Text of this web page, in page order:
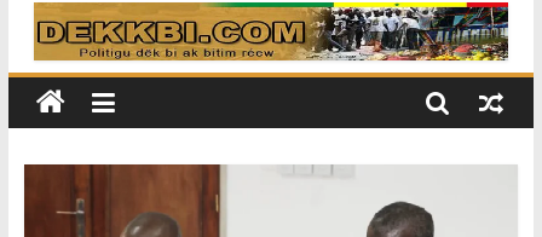
Pakistan et la Turquie signent un
accord de défense
RD Congo: Kinshasa interdit les
exportations de cuivre et de cobalt
production